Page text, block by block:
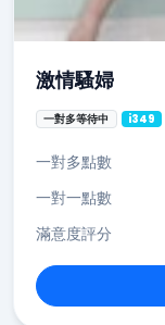
激情騷婦
一對多等待中 i349
一對多點數
一對一點數
滿意度評分